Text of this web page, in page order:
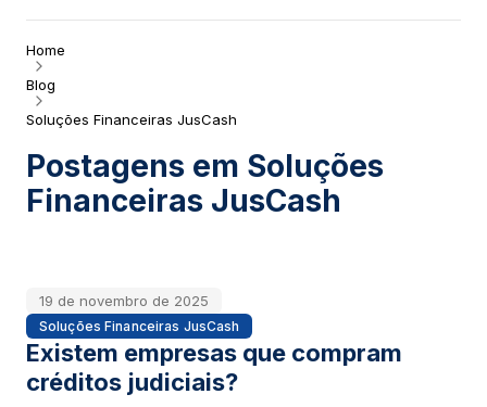
Home
Blog
Soluções Financeiras JusCash
Postagens em Soluções
Financeiras JusCash
19 de novembro de 2025
Soluções Financeiras JusCash
Existem empresas que compram
créditos judiciais?